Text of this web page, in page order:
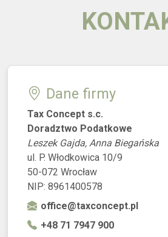
Dane firmy
Tax Concept s.c.
Doradztwo Podatkowe
Leszek Gajda, Anna Biegańska
ul. P. Włodkowica 10/9
50-072 Wrocław
NIP: 8961400578
office@taxconcept.pl
+48 71 7947 900